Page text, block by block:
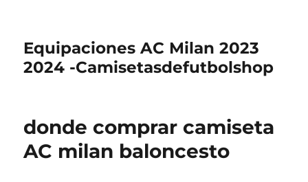
Equipaciones AC Milan 2023
2024 -Camisetasdefutbolshop
donde comprar camiseta
AC milan baloncesto